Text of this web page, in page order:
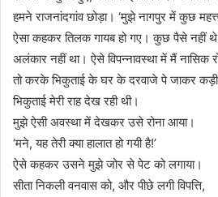
हमने राजनांदगांव छोड़ा। ‘मुझे नागपुर में कुछ
ऐसा कहकर तिलक गायब हो गए। कुछ पैसे
अलंकार नहीं था। ऐसे विपन्नावस्था में मैं
तो करके भिकुताई के घर के दरवाजे पे जाकर कड़ी
भिकुताई मेरी राह देख रही थी।
मुझे ऐसी अवस्था में देखकर उसे रोना आया।
‘मने, यह तेरी क्या हालात हो गयी है!’
ऐसे कहकर उसने मुझे जोर से पेट को लगाया।
सीता निकली वनवास को, और पीछे लगी विपत्ति,